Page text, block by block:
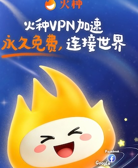
支持[0] 反对[0]
支持[0] 反对[0]